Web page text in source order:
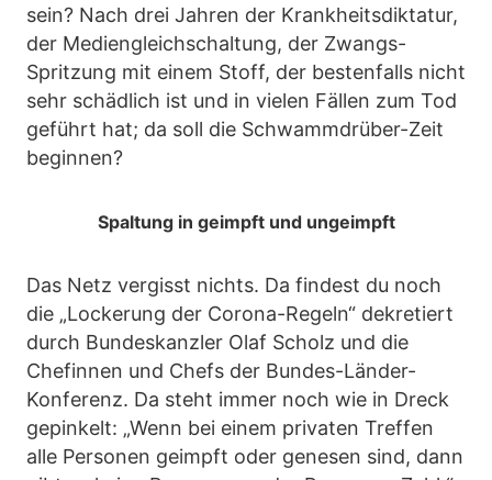
sein? Nach drei Jahren der Krankheitsdiktatur,
der Mediengleichschaltung, der Zwangs-
Spritzung mit einem Stoff, der bestenfalls nicht
sehr schädlich ist und in vielen Fällen zum Tod
geführt hat; da soll die Schwammdrüber-Zeit
beginnen?
Spaltung in geimpft und ungeimpft
Das Netz vergisst nichts. Da findest du noch
die „Lockerung der Corona-Regeln“ dekretiert
durch Bundeskanzler Olaf Scholz und die
Chefinnen und Chefs der Bundes-Länder-
Konferenz. Da steht immer noch wie in Dreck
gepinkelt: „Wenn bei einem privaten Treffen
alle Personen geimpft oder genesen sind, dann